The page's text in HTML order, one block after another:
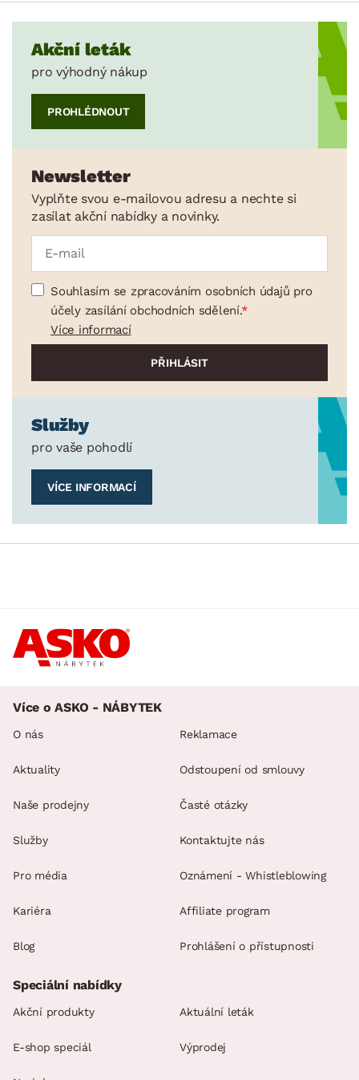
Akční leták
pro výhodný nákup
PROHLÉDNOUT
Newsletter
Vyplňte svou e-mailovou adresu a nechte si
zasílat akční nabídky a novinky.
Souhlasím se zpracováním osobních údajů pro
účely zasílání obchodních sdělení.
Více informací
Služby
pro vaše pohodlí
VÍCE INFORMACÍ
Více o ASKO - NÁBYTEK
O nás
Aktuality
Naše prodejny
Služby
Pro média
Kariéra
Blog
Reklamace
Odstoupení od smlouvy
Časté otázky
Kontaktujte nás
Oznámení - Whistleblowing
Affiliate program
Prohlášení o přístupnosti
Speciální nabídky
Akční produkty Aktuální leták
E-shop speciál Výprodej